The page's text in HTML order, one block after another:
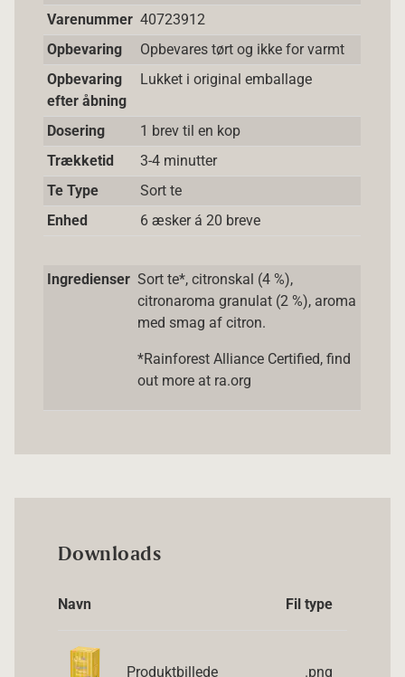
Varenummer 40723912
Opbevaring
Opbevares tørt og ikke for varmt
Opbevaring
efter åbning
Lukket i original emballage
Dosering
1 brev til en kop
Trækketid
3-4 minutter
Te Type
Sort te
Enhed
6 æsker á 20 breve
Ingredienser Sort te*, citronskal (4 %),
citronaroma granulat (2 %), aroma
med smag af citron.
*Rainforest Alliance Certified, find
out more at ra.org
Downloads
Navn Fil type
Produktbillede .png